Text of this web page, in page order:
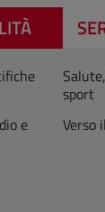
sport
e
Verso